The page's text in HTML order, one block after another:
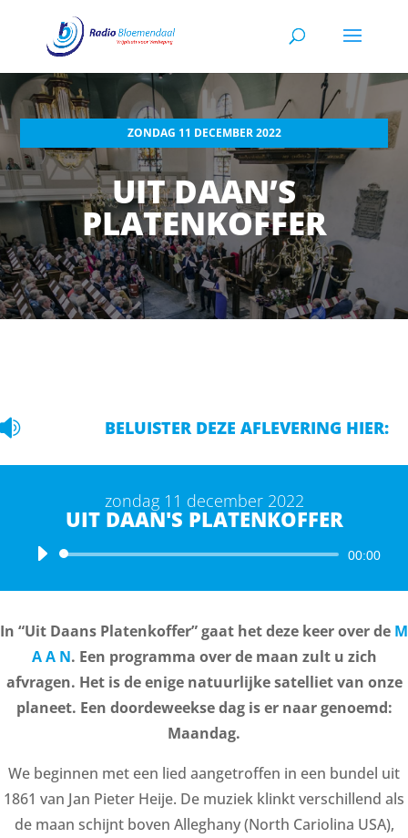
ZONDAG 11 DECEMBER 2022
UIT DAAN’S
PLATENKOFFER
 BELUISTER DEZE AFLEVERING HIER:
zondag 11 december 2022
UIT DAAN'S PLATENKOFFER
Audiospeler 00:00
In “Uit Daans Platenkoffer” gaat het deze keer over de M
A A N. Een programma over de maan zult u zich
afvragen. Het is de enige natuurlijke satelliet van onze
planeet. Een doordeweekse dag is er naar genoemd:
Maandag.
We beginnen met een lied aangetroffen in een bundel uit
1861 van Jan Pieter Heije. De muziek klinkt verschillend als
de maan schijnt boven Alleghany (North Cariolina USA),